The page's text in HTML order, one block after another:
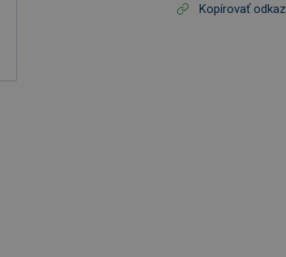
Kopírovať odkaz